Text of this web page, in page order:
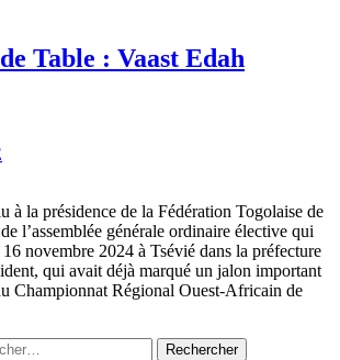
Table : Vaast Edah
à la présidence de la Fédération Togolaise de
l’assemblée générale ordinaire élective qui
16 novembre 2024 à Tsévié dans la préfecture
qui avait déjà marqué un jalon important
Championnat Régional Ouest-Africain de